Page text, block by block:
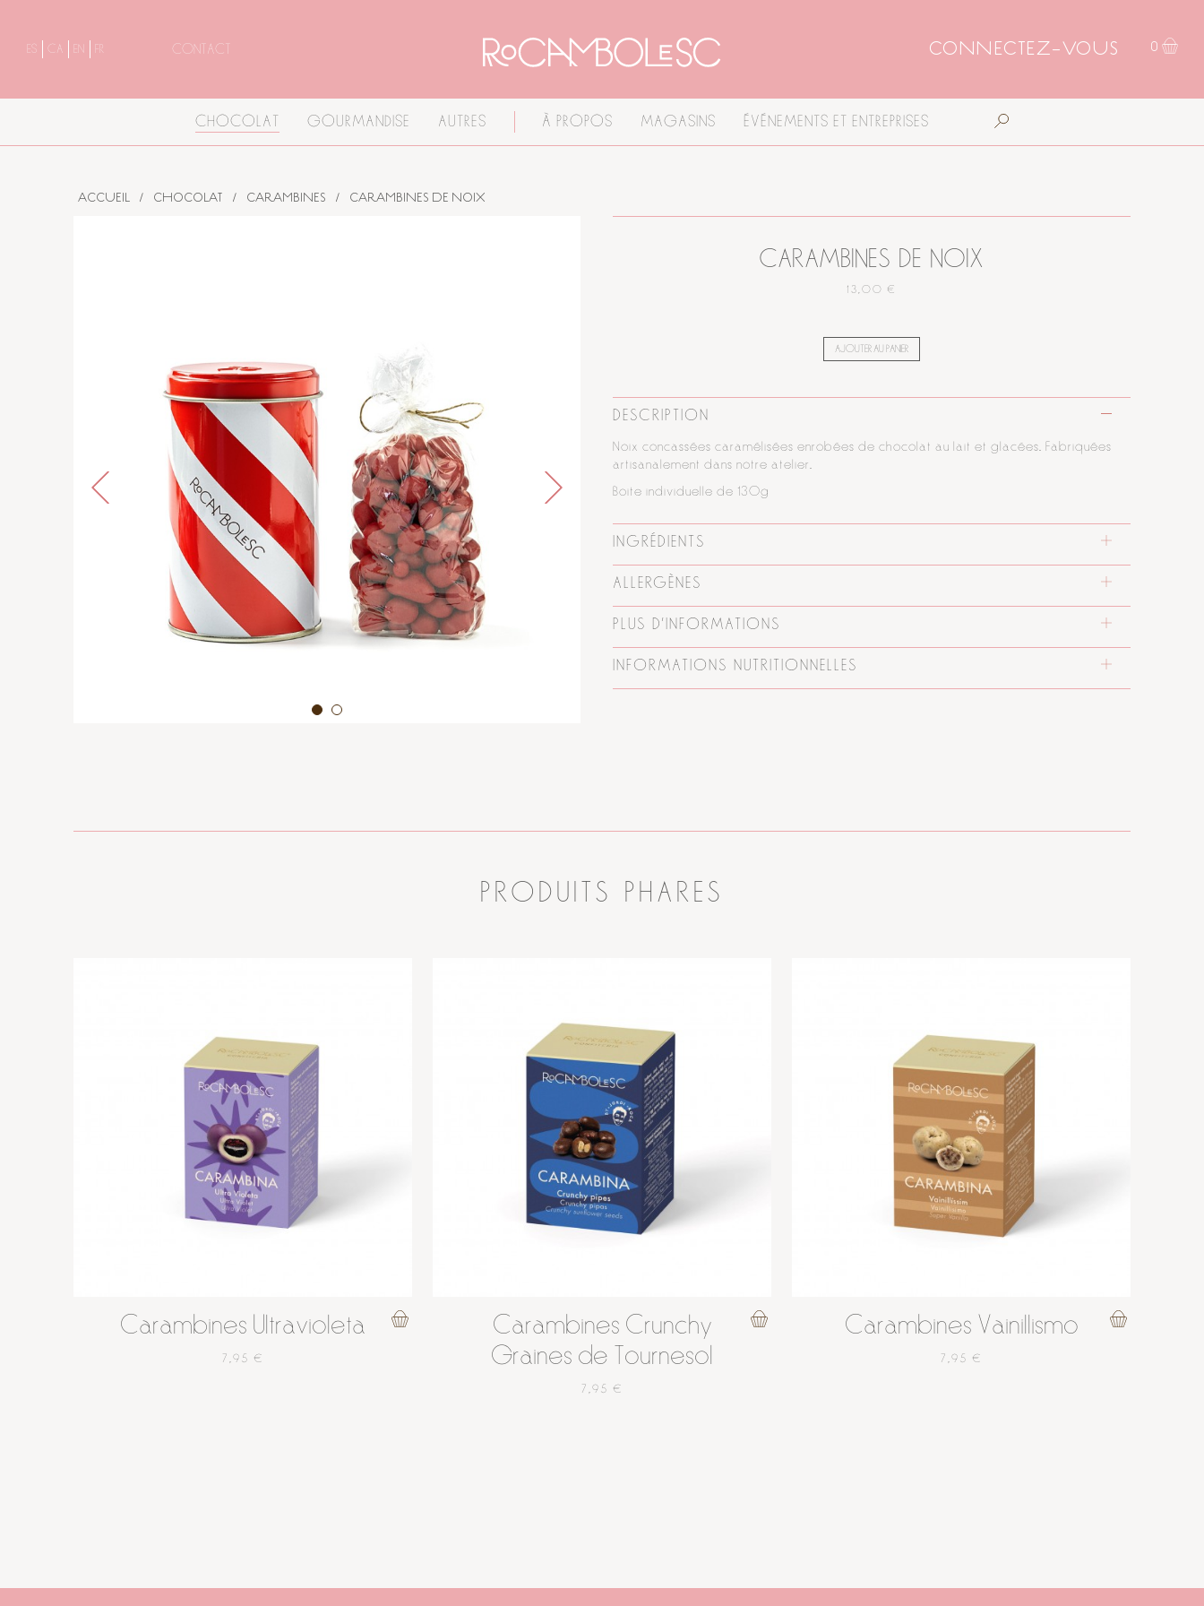
ES CA EN FR CONTACT CONNECTEZ-VOUS 0
CHOCOLAT GOURMANDISE AUTRES À PROPOS MAGASINS ÉVÉNEMENTS ET ENTREPRISES
ACCUEIL / CHOCOLAT / CARAMBINES / CARAMBINES DE NOIX
CARAMBINES DE NOIX
13,00 €
AJOUTER AU PANIER
DESCRIPTION
Noix concassées caramélisées enrobées de chocolat au lait et glacées. Fabriquées
artisanalement dans notre atelier.
Boîte individuelle de 130g
INGRÉDIENTS
ALLERGÈNES
PLUS D'INFORMATIONS
INFORMATIONS NUTRITIONNELLES
PRODUITS PHARES
Carambines Ultravioleta
7,95 €
Carambines Crunchy
Graines de Tournesol
7,95 €
Carambines Vainillismo
7,95 €